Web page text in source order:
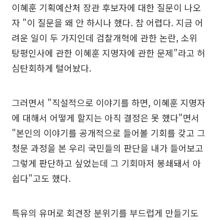
이혜훈 기획예산처 장관 후보자에 대한 질문이 나오
자 "이 질문을 왜 안 하시나 했다. 참 어렵다. 지금 어
려운 일이 두 가지인데 검찰개혁에 관한 논란, 소위
탕평인사에 관한 이혜훈 지명자에 관한 문제"라고 허
심탄회하게 털어놨다.
그러면서 "직설적으로 이야기를 하면, 이혜훈 지명자
에 대해서 어떻게 할지는 아직 결정은 못 했다"면서
"본인의 이야기를 공개적으로 들어볼 기회를 갖고 그
청문 과정을 본 우리 국민들의 판단을 내가 들어보고
그렇게 판단하고 싶었는데 그 기회마저 봉쇄돼서 아
쉽다"고도 했다.
특유의 유머로 회견장 분위기를 부드럽게 만들기도